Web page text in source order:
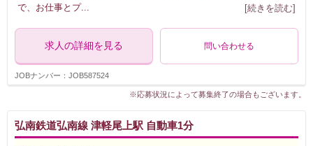
で、お仕事とプ... [続きを読む]
求人の詳細を見る 問い合わせる
JOBナンバー：JOB587524
※応募状況によって募集終了の場合もございます。
弘南鉄道弘南線 津軽尾上駅 自動車1分